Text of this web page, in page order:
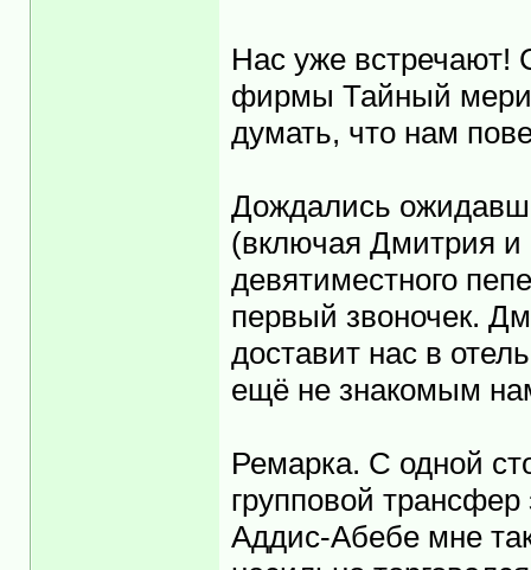
Нас уже встречают!
фирмы Тайный
думать, что нам
Дождались
(включая Дмитрия и
девятиместного
первый звоночек.
доставит нас в
ещё не знакомым
Ремарка. С одной
групповой
Аддис-Абебе мне